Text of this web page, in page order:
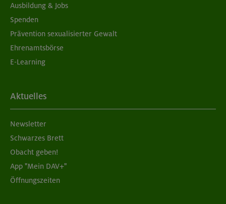
Ausbildung & Jobs
Spenden
Prävention sexualisierter Gewalt
Ehrenamtsbörse
E-Learning
Aktuelles
Newsletter
Schwarzes Brett
Obacht geben!
App "Mein DAV+"
Öffnungszeiten